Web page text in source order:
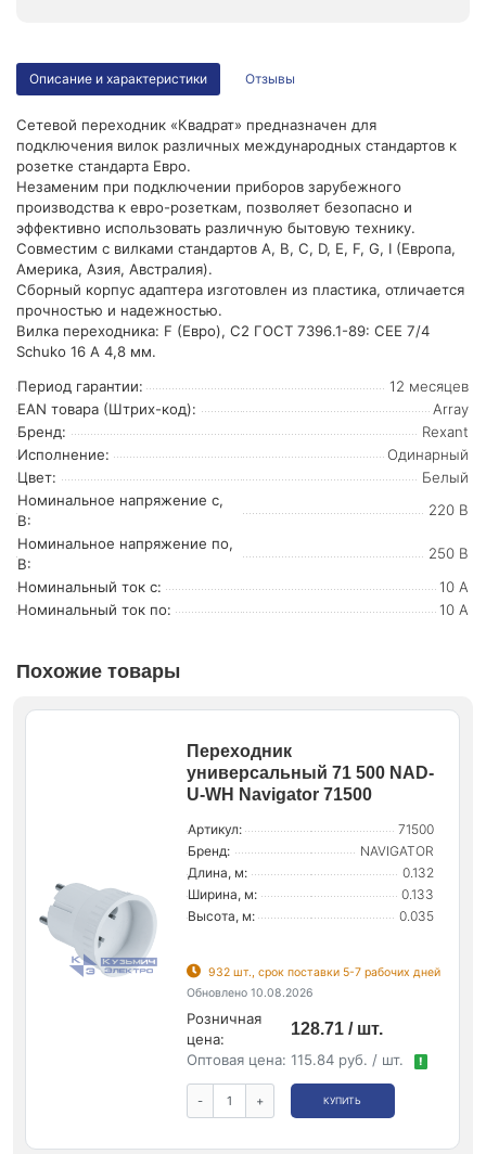
Описание и характеристики Отзывы
Сетевой переходник «Квадрат» предназначен для
подключения вилок различных международных стандартов к
розетке стандарта Евро.
Незаменим при подключении приборов зарубежного
производства к евро-розеткам, позволяет безопасно и
эффективно использовать различную бытовую технику.
Совместим с вилками стандартов A, B, C, D, E, F, G, I (Европа,
Америка, Азия, Австралия).
Сборный корпус адаптера изготовлен из пластика, отличается
прочностью и надежностью.
Вилка переходника: F (Евро), C2 ГОСТ 7396.1-89: CEE 7/4
Schuko 16 A 4,8 мм.
Период гарантии:
12 месяцев
EAN товара (Штрих-код):
Array
Бренд:
Rexant
Исполнение:
Одинарный
Цвет:
Белый
Номинальное напряжение с,
В:
220 В
Номинальное напряжение по,
В:
250 В
Номинальный ток с:
10 А
Номинальный ток по:
10 А
Похожие товары
Переходник
универсальный 71 500 NAD-
U-WH Navigator 71500
Артикул:
71500
Бренд:
NAVIGATOR
Длина, м:
0.132
Ширина, м:
0.133
Высота, м:
0.035
932 шт., срок поставки 5-7 рабочих дней
Обновлено 10.08.2026
Розничная
цена:
128.71 / шт.
Оптовая цена: 115.84 руб. / шт. !
- + КУПИТЬ